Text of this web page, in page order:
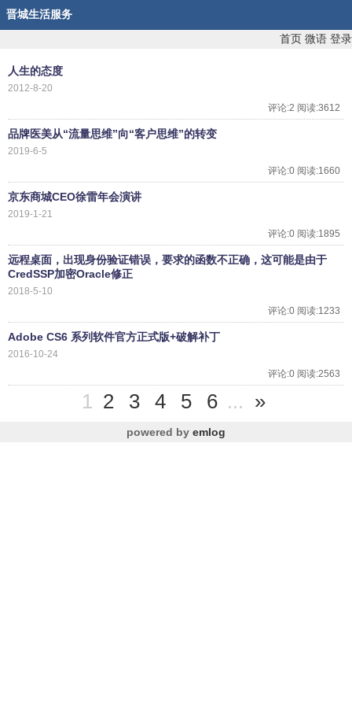
晋城生活服务
首页 微语 登录
人生的态度
2012-8-20
评论:2 阅读:3612
品牌医美从“流量思维”向“客户思维”的转变
2019-6-5
评论:0 阅读:1660
京东商城CEO徐雷年会演讲
2019-1-21
评论:0 阅读:1895
远程桌面，出现身份验证错误，要求的函数不正确，这可能是由于
CredSSP加密Oracle修正
2018-5-10
评论:0 阅读:1233
Adobe CS6 系列软件官方正式版+破解补丁
2016-10-24
评论:0 阅读:2563
1 2 3 4 5 6 ... »
powered by emlog